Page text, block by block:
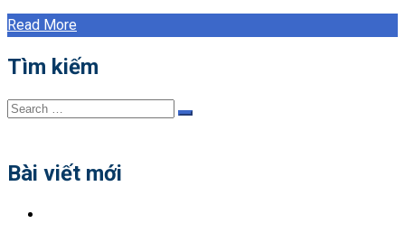
Read More
Tìm kiếm
Search
Search
Bài viết mới